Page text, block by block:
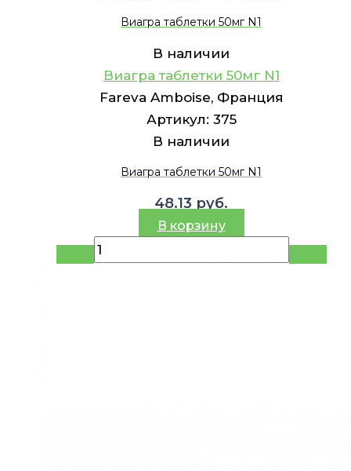
Виагра таблетки 50мг N1
В наличии
Виагра таблетки 50мг N1
Fareva Amboise, Франция
Артикул: 375
В наличии
Виагра таблетки 50мг N1
48.13 руб.
В корзину